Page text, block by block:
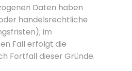
Daten haben
handelsrechtliche
im
Fall erfolgt die
Fortfall dieser Gründe.